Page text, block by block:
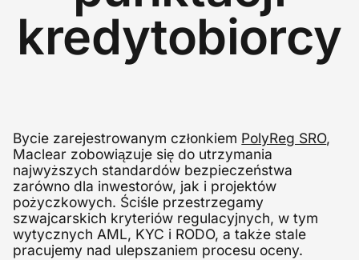
kredytobiorcy
Bycie zarejestrowanym członkiem PolyReg SRO,
Maclear zobowiązuje się do utrzymania
najwyższych standardów bezpieczeństwa
zarówno dla inwestorów, jak i projektów
pożyczkowych. Ściśle przestrzegamy
szwajcarskich kryteriów regulacyjnych, w tym
wytycznych AML, KYC i RODO, a także stale
pracujemy nad ulepszaniem procesu oceny.